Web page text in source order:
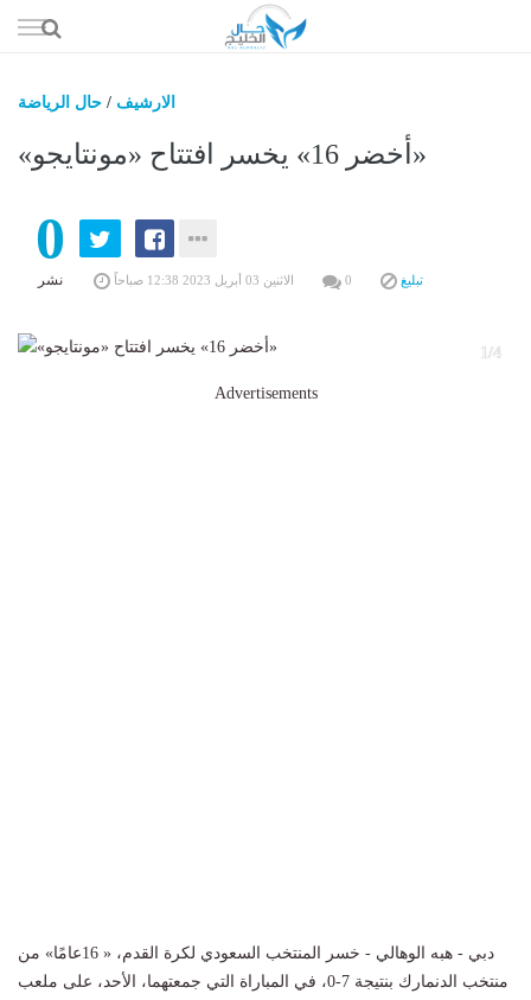
الى
الارشيف / حال الرياضة
«أخضر 16» يخسر افتتاح «مونتايجو»
0
نشر الاثنين 03 أبريل 2023 12:38 صباحاً 0 تبليغ
1/4
Advertisements
دبي - هبه الوهالي - خسر المنتخب السعودي لكرة القدم، « 16عامًا» من
منتخب الدنمارك بنتيجة 7-0، في المباراة التي جمعتهما، الأحد، على ملعب
حال